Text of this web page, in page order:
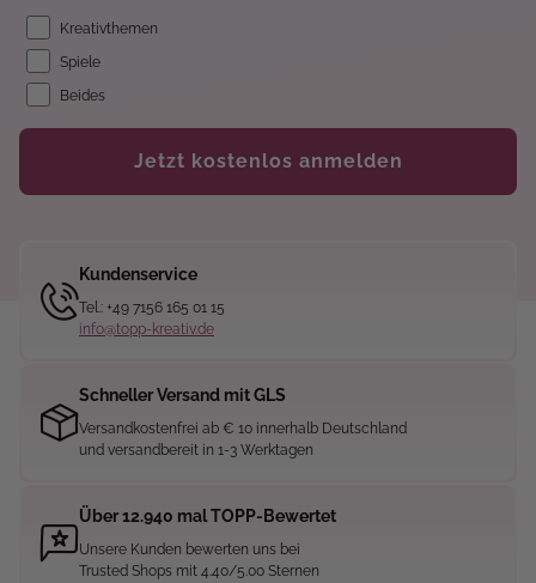
Kreativthemen
Spiele
Beides
Jetzt kostenlos anmelden
Kundenservice
Tel.: +49 7156 165 01 15
info@topp-kreativ.de
Schneller Versand mit GLS
Versandkostenfrei ab € 10 innerhalb Deutschland
und versandbereit in 1-3 Werktagen
Über 12.940 mal TOPP-Bewertet
Unsere Kunden bewerten uns bei
Trusted Shops mit 4.40/5.00 Sternen